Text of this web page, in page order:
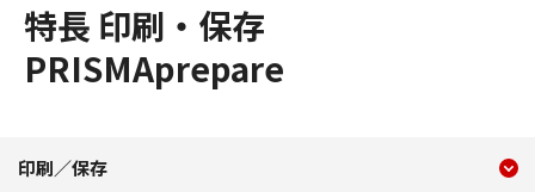
特長 印刷・保存
PRISMAprepare
特長 印刷・保存
印刷／保存